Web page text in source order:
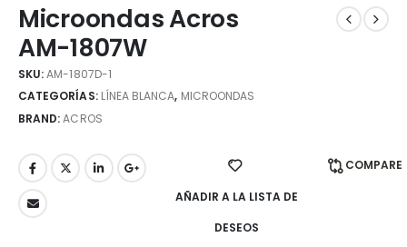
Microondas Acros
AM-1807W
SKU:AM-1807D-1
CATEGORÍAS: LÍNEA BLANCA, MICROONDAS
BRAND:ACROS
AÑADIR A LA LISTA DE
DESEOS
COMPARE